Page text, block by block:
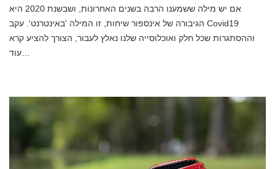
אם יש מילה ששמענו הרבה בשנים האחרונות, ושבשנת 2020 היא
הגיבורה של אינספור שיחות, זו המילה 'באינטרנט'. עקב Covid19
וההסתגרות שכל חלק ואוכלוסייה שלנו נאלץ לעבור, הצורך להציע קרא
עוד…